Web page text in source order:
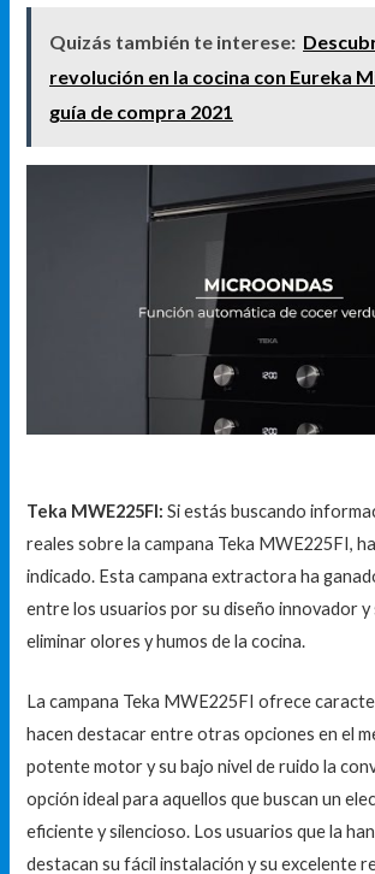
Quizás también te interese:
revolución en la cocina con Eureka
guía de compra 2021
Teka MWE225FI: Si estás buscando
reales sobre la campana Teka MWE225FI,
indicado. Esta campana extractora ha
entre los usuarios por su diseño innovador y
eliminar olores y humos de la cocina.
La campana Teka MWE225FI ofrece
hacen destacar entre otras opciones en el
potente motor y su bajo nivel de ruido la
opción ideal para aquellos que buscan un
eficiente y silencioso. Los usuarios que la
destacan su fácil instalación y su excelente